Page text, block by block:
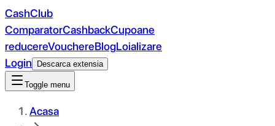
CashClub
ComparatorCashbackCupoane
reducereVouchereBlogLoializare
Login
Descarca extensia
Toggle menu
Acasa